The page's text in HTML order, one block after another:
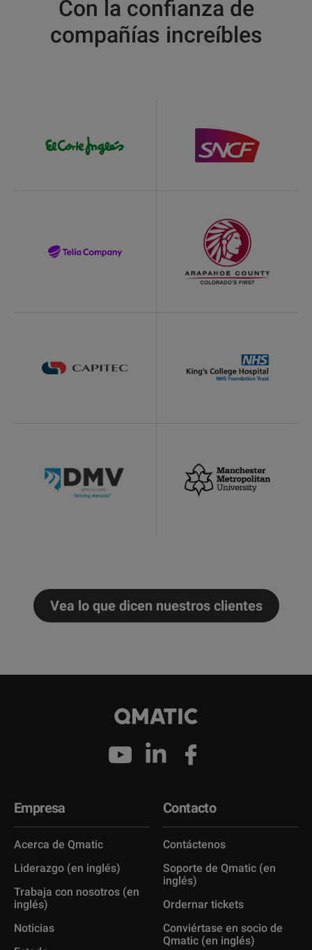
Con la confianza de
compañías increíbles
Vea lo que dicen nuestros clientes
Empresa
Acerca de Qmatic
Liderazgo (en inglés)
Trabaja con nosotros (en
inglés)
Noticias
Contacto
Contáctenos
Soporte de Qmatic (en
inglés)
Ordernar tickets
Conviértase en socio de
Qmatic (en inglés)